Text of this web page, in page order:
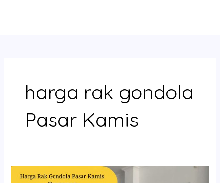
harga rak gondola
Pasar Kamis
Harga